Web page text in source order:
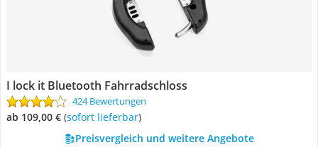
I lock it Bluetooth Fahrradschloss
424 Bewertungen
ab 109,00 € ( Sofort lieferbar)
Preisvergleich und weitere Angebote